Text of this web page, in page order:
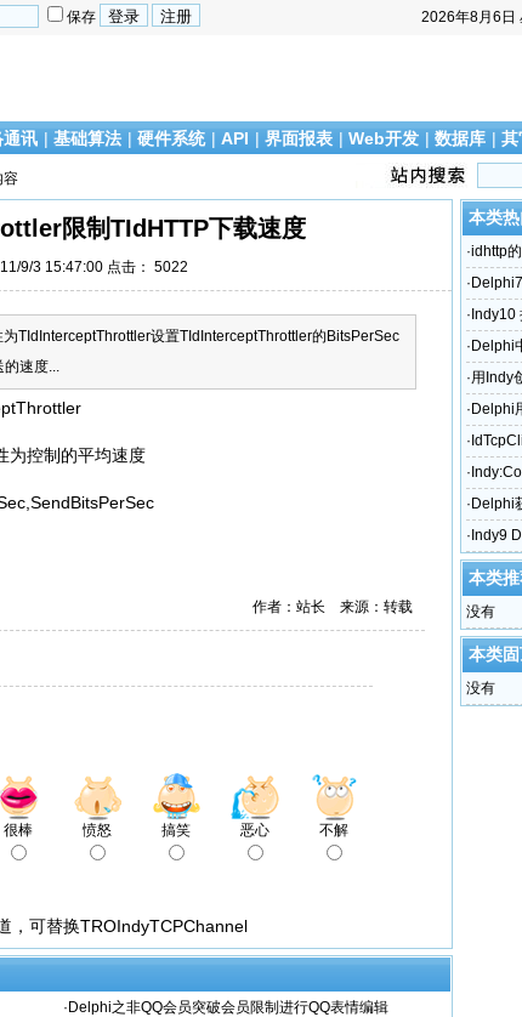
2026年8月6日
保存
通讯 | 基础算法 | 硬件系统 | API | 界面报表 | Web开发 | 数据库 | 其
容
限制TIdHTTP下载速度
9/3 15:47:00 点击： 5022
TIdInterceptThrottler设置TIdInterceptThrottler的BitsPerSec
的速度...
为控制的平均速度
作者：站长 来源：转载
很棒 愤怒 搞笑 恶心 不解
，可替换TROIndyTCPChannel
· Delphi之非QQ会员突破会员限制进行QQ表情编辑
本类
·idhttp
·
的网站
· Indy10
· Delphi
·用Indy
· Delphi
·
符？
·
· Delphi
· Indy9
本类
没有
本类
没有